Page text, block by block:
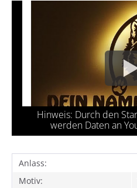
Anlass:
Motiv: